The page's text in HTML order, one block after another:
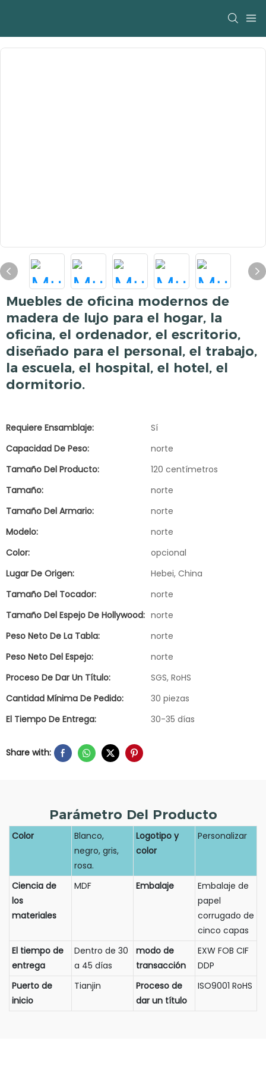
Muebles de oficina modernos de
madera de lujo para el hogar, la
oficina, el ordenador, el escritorio,
diseñado para el personal, el trabajo,
la escuela, el hospital, el hotel, el
dormitorio.
Requiere Ensamblaje:
Sí
Capacidad De Peso:
norte
Tamaño Del Producto:
120 centímetros
Tamaño:
norte
Tamaño Del Armario:
norte
Modelo:
norte
Color:
opcional
Lugar De Origen:
Hebei, China
Tamaño Del Tocador:
norte
Tamaño Del Espejo De Hollywood: norte
Peso Neto De La Tabla:
norte
Peso Neto Del Espejo:
norte
Proceso De Dar Un Título:
SGS, RoHS
Cantidad Mínima De Pedido:
30 piezas
El Tiempo De Entrega:
30-35 días
Share with:
Parámetro Del Producto
Color
Blanco,
negro, gris,
rosa.
Logotipo y
color
Personalizar
Ciencia de
los
materiales
MDF Embalaje
Embalaje de
papel
corrugado de
cinco capas
El tiempo de
entrega
Dentro de 30
a 45 días
modo de
transacción
EXW FOB CIF
DDP
Puerto de
inicio
Tianjin
Proceso de
dar un título
ISO9001 RoHS